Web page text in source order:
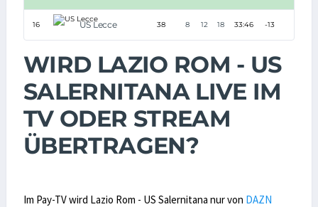
16 US Lecce 38 8 12 18 33:46 -13
WIRD LAZIO ROM - US
SALERNITANA LIVE IM
TV ODER STREAM
ÜBERTRAGEN?
Im Pay-TV wird Lazio Rom - US Salernitana nur von DAZN